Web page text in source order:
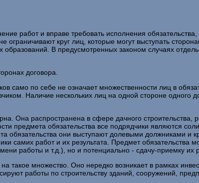
работ и вправе требовать исполнения
круг лиц, которые могут выступать
В предусмотренных законом случаях
договора.
само по себе не означает множественности лиц в
Наличие нескольких лиц на одной стороне одного
Она распространена в сфере дачного строительства,
предмета обязательства все подрядчики являются
обязательства они выступают долевыми должниками и
самих работ и их результата. Предмет обязательства
работы и т.д.), но и потенциально - сдачу-приемку их
такое множество. Оно нередко возникает в рамках
работы по строительству зданий, сооружений,